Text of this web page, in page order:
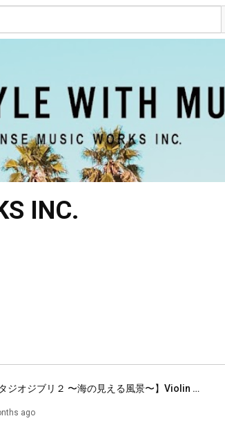
INC.
【バイオリン スタジオジブリ２ 〜海の見える風景〜】Violin Studio Ghibli 2　ジブリ映画の背景美術を手掛ける画家による、ジャケットイラストの作画メイキング動画　지브리
ago